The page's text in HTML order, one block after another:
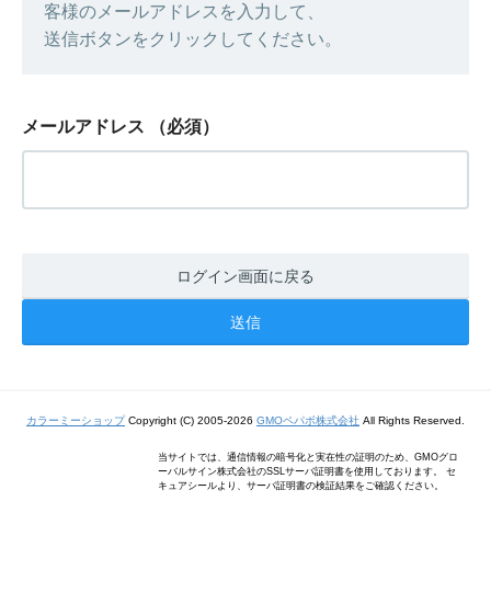
客様のメールアドレスを入力して、
送信ボタンをクリックしてください。
メールアドレス （必須）
ログイン画面に戻る
カラーミーショップCopyright (C) 2005-2026 GMOペパボ株式会社 All Rights Reserved.
当サイトでは、通信情報の暗号化と実在性の証明のため、GMOグロ
ーバルサイン株式会社のSSLサーバ証明書を使用しております。 セ
キュアシールより、サーバ証明書の検証結果をご確認ください。